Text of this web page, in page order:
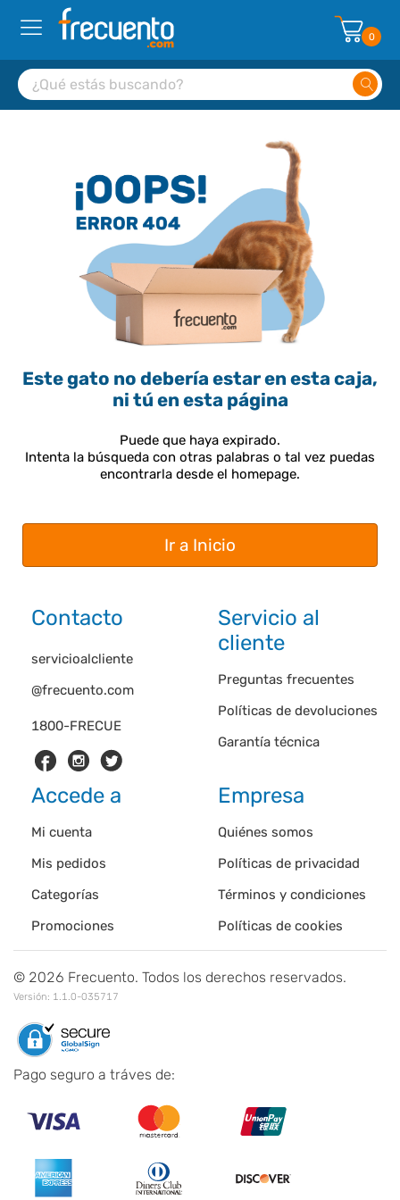
0
Este gato no debería estar en esta caja,
ni tú en esta página
Puede que haya expirado.
Intenta la búsqueda con otras palabras o tal vez puedas
encontrarla desde el homepage.
Ir a Inicio
Contacto
1800-FRECUE
servicioalcliente
@frecuento.com
Servicio al
cliente
Preguntas frecuentes
Políticas de devoluciones
Garantía técnica
Accede a
Mi cuenta
Mis pedidos
Categorías
Promociones
Empresa
Quiénes somos
Políticas de privacidad
Términos y condiciones
Políticas de cookies
© 2026 Frecuento. Todos los derechos reservados.
Versión: 1.1.0-035717
Pago seguro a tráves de: